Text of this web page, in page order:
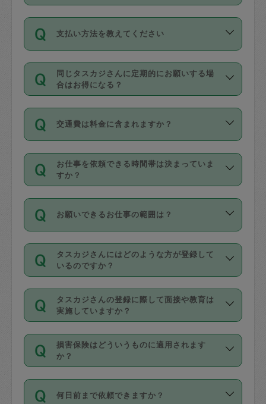
利用ください。機能をご利用いただくに
の上事前申請することが必要です。な
お、3時間を下回っても、値引き等はござ
いません。
11種類の価格帯の中からタスカジさん自
身が価格を選んで設定しています。
タスカジさんの価格設定には最初は制限
があり、レビュー件数、レビューの平均
値、などで除々に設定可能な最高額が上
がっていく仕組みになっています。
支払い方法を教えてください
お支払方法はクレジットカード（Visa／
Master／JCB／AMERICAN EXPRESS／
Diners Club）のみとなります。
を行う際にご入力ください。プロフィー
ル登録時にはご入力いただかなくても大
丈夫です。
デビットカード・プリペイドカード（Vプ
リカ、au WALLETなど）は支払にはご利
銀行振込や現金払いも対応していませ
なお、タスカジさんの交通費も、依頼料
金のご請求と合わせてお支払いとなりま
動計算で表示されます。
同じタスカジさんに定期的にお願いする場
合はお得になる？
依頼には「スポット」と「定期（毎週｜
隔週）」があり、「定期」の依頼は「ス
ポット」よりお得な料金でご利用できま
す。
定期の最低利用回数は設けていない代わ
りに、一定数を超えたキャンセルは有償
（例：毎週定期の場合は３回以上のキャ
ンセルが有償（1200円、隔週定期の場合
は２回以上のキャンセルが有償（1200
交通費は料金に含まれますか？
交通費は依頼料金とは別途発生し、依頼
料金のご請求と合わせてお支払いとなり
ます。交通費の金額は「依頼の詳細」に
お仕事を依頼できる時間帯は決まっていま
すか？
時間帯は3種類あります。いずれも１回あ
たり３時間です。
・ＡＭ ９時～１２時
・ＰＭ １３時～１６時
・夜 １８時～２１時
開始時間を２時間前後変更することが可
能です。依頼送信後、個別にタスカジさ
んにメッセージを送り調整してくださ
い。ただし、２時間を越えての調整はで
お願いできるお仕事の範囲は？
掃除、整理収納、洗濯、買い物、料理、
作り置きです。タスカジさんによってで
きる仕事の範囲が異なりますので、依頼
する前にタスカジさんのプロフィールで
確認してください。
基本的に、高所での作業や危険作業、屋
外での作業は対象外です。
タスカジさんにはどのような方が登録して
いるのですか？
主婦として長年の家事経験をお持ちの
方、栄養士・調理師といった資格者で保
育園や学校の給食やレストランで料理関
係の専門職に従事されていた方、日本で
すでにハウスキーパーや英語の先生とし
てお仕事をしているフィリピン出身の
社員など様々なバックグラウンドの方が
タスカジさんの登録に際して面接や教育は
実施していますか？
応募の際に、各自事務局との面接と説明
を行っています。その後、身分証明書の
写真提出をしていただいています。外国
確認しています。タスカジさんトレーニ
損害保険はどういうものに適用されます
か？
依頼者とタスカジさんとの間でタスカジ
を通して成立した作業時間内での作業に
何日前まで依頼できますか？